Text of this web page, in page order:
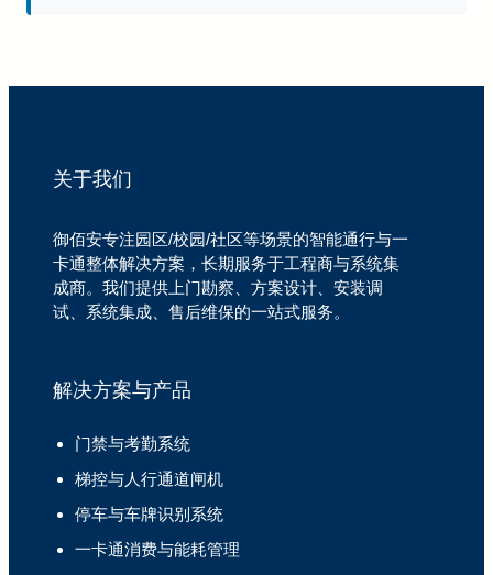
关于我们
御佰安专注园区/校园/社区等场景的智能通行与一
卡通整体解决方案，长期服务于工程商与系统集
成商。我们提供上门勘察、方案设计、安装调
试、系统集成、售后维保的一站式服务。
解决方案与产品
门禁与考勤系统
梯控与人行通道闸机
停车与车牌识别系统
一卡通消费与能耗管理